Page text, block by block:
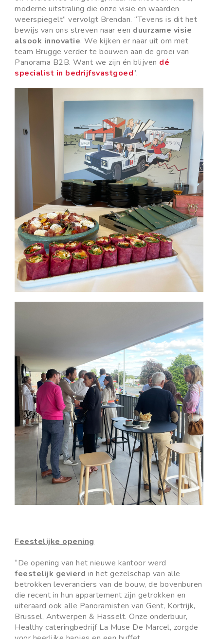
moderne uitstraling die onze visie en waarden
weerspiegelt” vervolgt Brendan. “Tevens is dit het
bewijs van ons streven naar een duurzame visie
alsook innovatie. We kijken er naar uit om met
team Brugge verder te bouwen aan de groei van
Panorama B2B. Want we zijn én blijven dé
specialist in bedrijfsvastgoed”.
Feestelijke opening
“De opening van het nieuwe kantoor werd
feestelijk gevierd in het gezelschap van alle
betrokken leveranciers van de bouw, de bovenburen
die recent in hun appartement zijn getrokken en
uiteraard ook alle Panoramisten van Gent, Kortrijk,
Brussel, Antwerpen & Hasselt. Onze onderbuur,
Healthy cateringbedrijf La Muse De Marcel, zorgde